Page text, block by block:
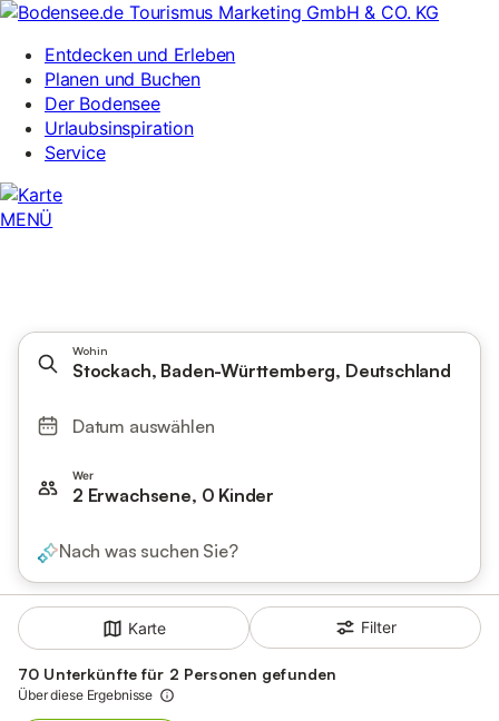
Wohin
Stockach, Baden-Württemberg, Deutschland
Datum auswählen
Wer
2 Erwachsene, 0 Kinder
Nach was suchen Sie?
Karte Filter
70 Unterkünfte für 2 Personen gefunden
Über diese Ergebnisse